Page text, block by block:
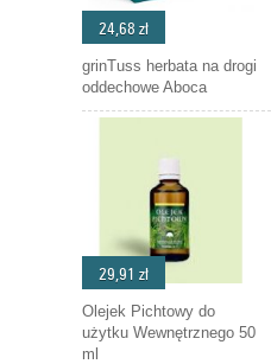
24,68 zł
grinTuss herbata na drogi
oddechowe Aboca
29,91 zł
Olejek Pichtowy do
użytku Wewnętrznego 50
ml